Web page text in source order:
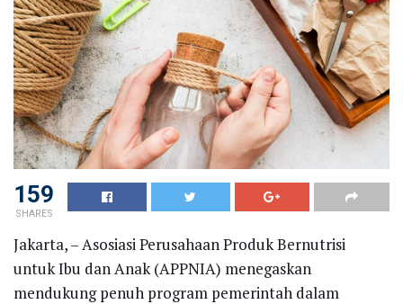
159
SHARES
Jakarta, – Asosiasi Perusahaan Produk Bernutrisi
untuk Ibu dan Anak (APPNIA) menegaskan
mendukung penuh program pemerintah dalam